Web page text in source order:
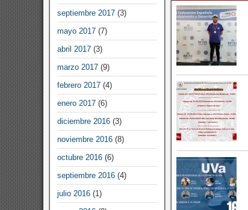
septiembre 2017 (3)
mayo 2017 (7)
abril 2017 (3)
marzo 2017 (9)
febrero 2017 (4)
enero 2017 (6)
diciembre 2016 (3)
noviembre 2016 (8)
octubre 2016 (6)
septiembre 2016 (4)
julio 2016 (1)